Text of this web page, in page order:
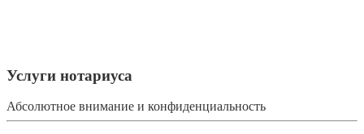
Услуги нотариуса
Абсолютное внимание и конфиденциальность